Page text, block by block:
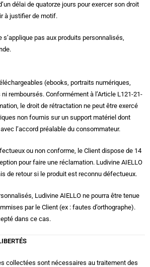
délai de quatorze jours pour exercer son droit
à justifier de motif.
s’applique pas aux produits personnalisés,
(ebooks, portraits numériques,
remboursés. Conformément à l’Article L121-21-
le droit de rétractation ne peut être exercé
non fournis sur un support matériel dont
l’accord préalable du consommateur.
ou non conforme, le Client dispose de 14
pour faire une réclamation. Ludivine AIELLO
de retour si le produit est reconnu défectueux.
Ludivine AIELLO ne pourra être tenue
par le Client (ex : fautes d’orthographe).
dans ce cas.
collectées sont nécessaires au traitement des